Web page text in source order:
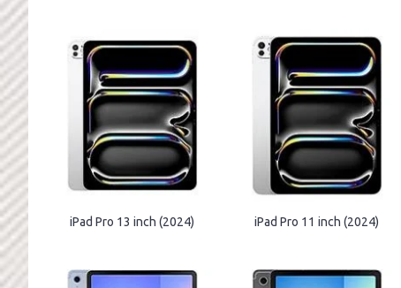
iPad Pro 13 inch (2024) iPad Pro 11 inch (2024)